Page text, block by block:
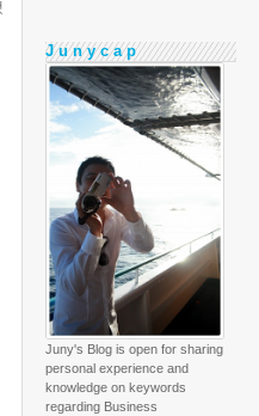
J u n y c a p
Juny's Blog is open for sharing
personal experience and
knowledge on keywords
regarding Business